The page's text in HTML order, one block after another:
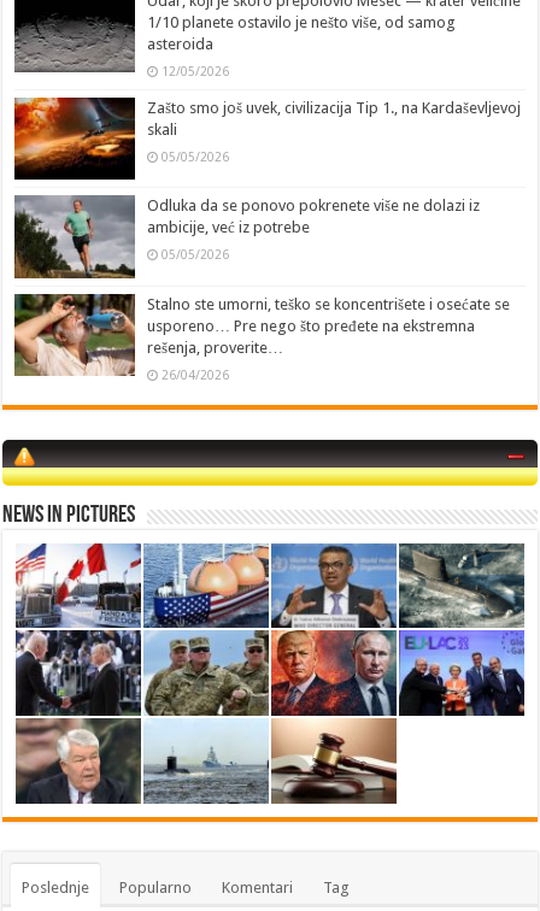
1/10 planete ostavilo je nešto više, od samog
asteroida
12/05/2026
Zašto smo još uvek, civilizacija Tip 1., na Kardaševljevoj
skali
05/05/2026
Odluka da se ponovo pokrenete više ne dolazi iz
ambicije, već iz potrebe
05/05/2026
Stalno ste umorni, teško se koncentrišete i osećate se
usporeno… Pre nego što pređete na ekstremna
rešenja, proverite…
26/04/2026
News in Pictures
Poslednje Popularno Komentari Tag